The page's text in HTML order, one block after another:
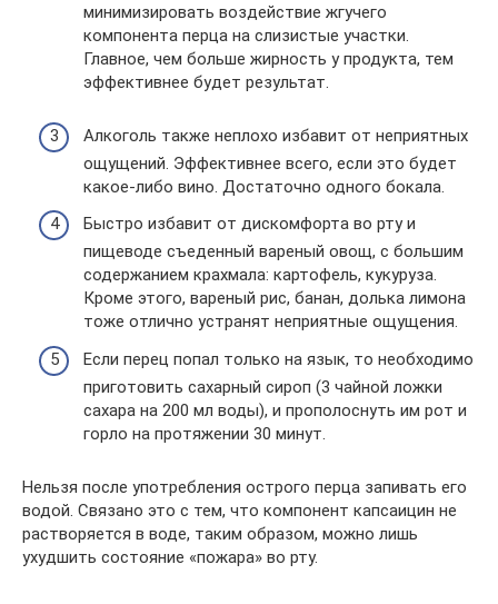
минимизировать воздействие жгучего
компонента перца на слизистые участки.
Главное, чем больше жирность у продукта, тем
эффективнее будет результат.
Алкоголь также неплохо избавит от неприятных
ощущений. Эффективнее всего, если это будет
какое-либо вино. Достаточно одного бокала.
Быстро избавит от дискомфорта во рту и
пищеводе съеденный вареный овощ, с большим
содержанием крахмала: картофель, кукуруза.
Кроме этого, вареный рис, банан, долька лимона
тоже отлично устранят неприятные ощущения.
Если перец попал только на язык, то необходимо
приготовить сахарный сироп (3 чайной ложки
сахара на 200 мл воды), и прополоснуть им рот и
горло на протяжении 30 минут.
Нельзя после употребления острого перца запивать его
водой. Связано это с тем, что компонент капсаицин не
растворяется в воде, таким образом, можно лишь
ухудшить состояние «пожара» во рту.